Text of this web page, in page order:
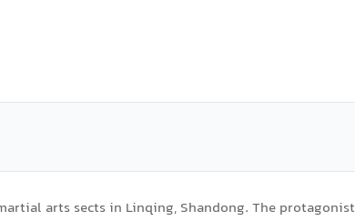
arts sects in Linqing, Shandong. The